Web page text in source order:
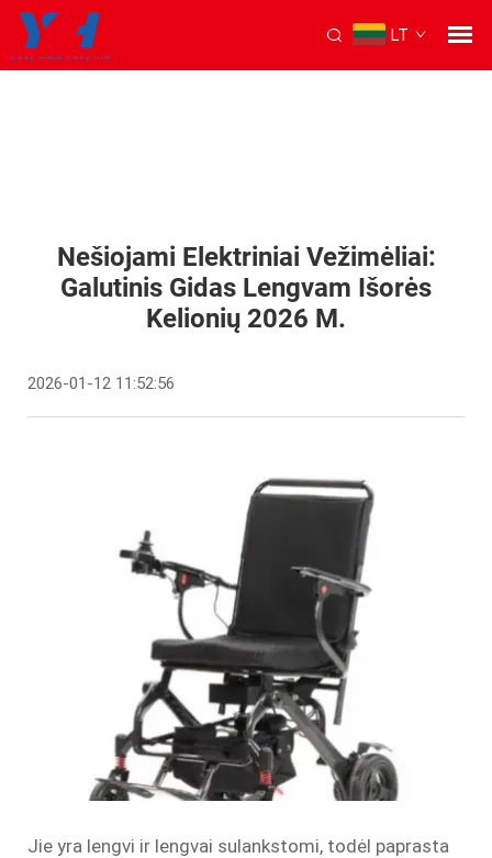
LT
Nešiojami Elektriniai Vežimėliai:
Galutinis Gidas Lengvam Išorės
Kelionių 2026 M.
2026-01-12 11:52:56
Jie yra lengvi ir lengvai sulankstomi, todėl paprasta